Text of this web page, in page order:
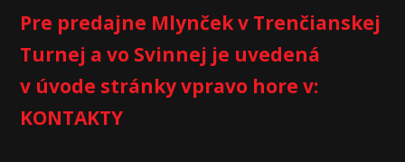
Pre predajne Mlynček v Trenčianskej
Turnej a vo Svinnej je uvedená
v úvode stránky vpravo hore v:
KONTAKTY